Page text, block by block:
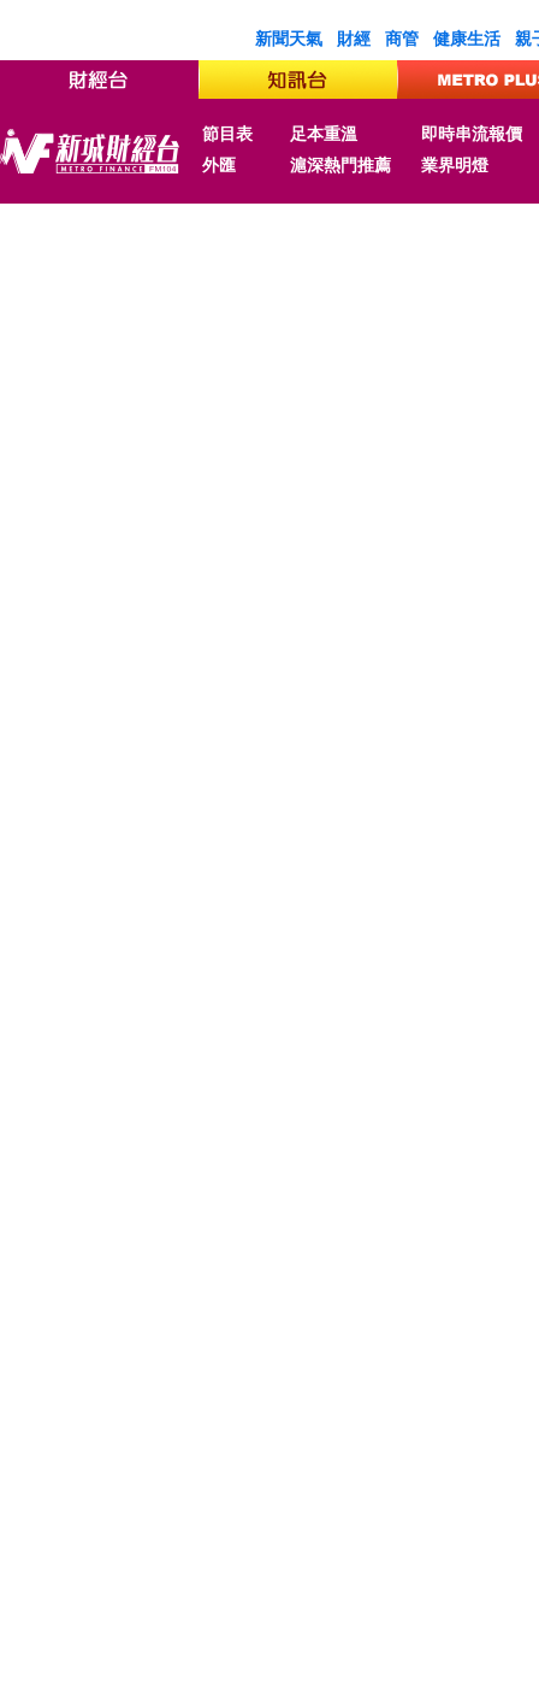
新聞天氣 財經 商管 健康生活 親
節目表 足本重溫
即時串流報價
外匯
滬深熱門推薦 業界明燈